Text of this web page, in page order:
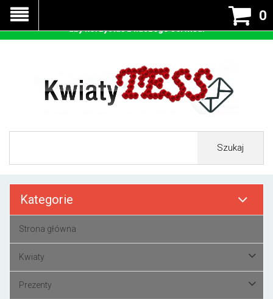
0
Szukaj
Kategorie
Strona główna
Kwiaty
Prezenty
Nasza strona korzysta z cookies - czyli tzw ciastek w celu
prawidłowego działania. Zaakceptuj przyjmowanie cookies
aby korzystać z naszego serwisu.